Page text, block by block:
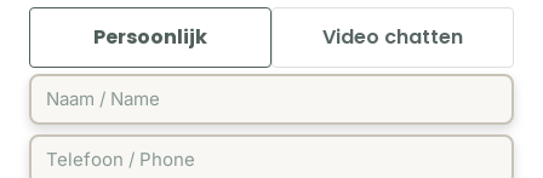
Persoonlijk Video chatten